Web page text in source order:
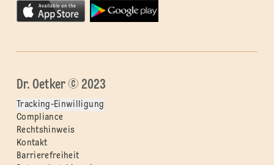
Dr. Oetker © 2023
Tracking-Einwilligung
Compliance
Rechtshinweis
Kontakt
Barrierefreiheit